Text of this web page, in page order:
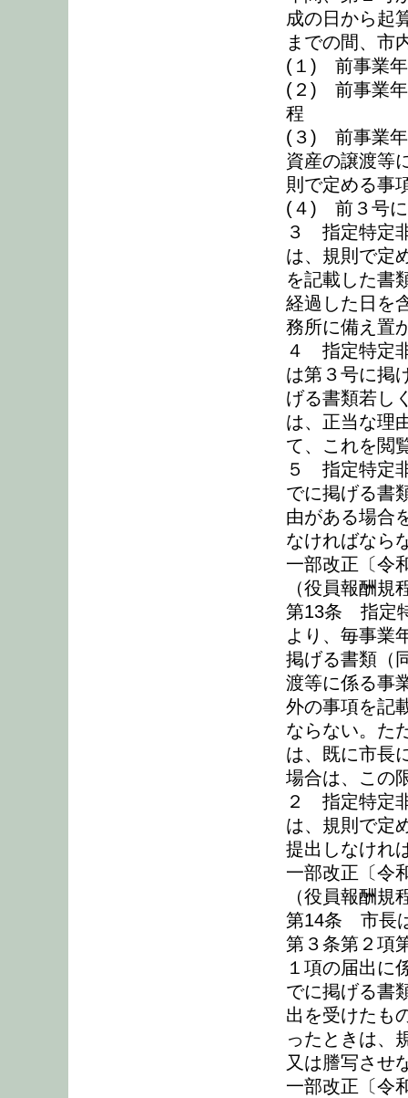
成の日から起
までの間、市
(１) 前事業年
(２) 前事業年
程
(３) 前事業年
資産の譲渡等
則で定める事
(４) 前３号に
３ 指定特定
は、規則で定
を記載した書
経過した日を
務所に備え置
４ 指定特定
は第３号に掲
げる書類若し
は、正当な理
て、これを閲
５ 指定特定
でに掲げる書
由がある場合
なければなら
一部改正〔令
（役員報酬規
第13条 指定
より、毎事業
掲げる書類（
渡等に係る事
外の事項を記
ならない。た
は、既に市長
場合は、この
２ 指定特定
は、規則で定
提出しなけれ
一部改正〔令
（役員報酬規
第14条 市長
第３条第２項
１項の届出に
でに掲げる書
出を受けたも
ったときは、
又は謄写させ
一部改正〔令